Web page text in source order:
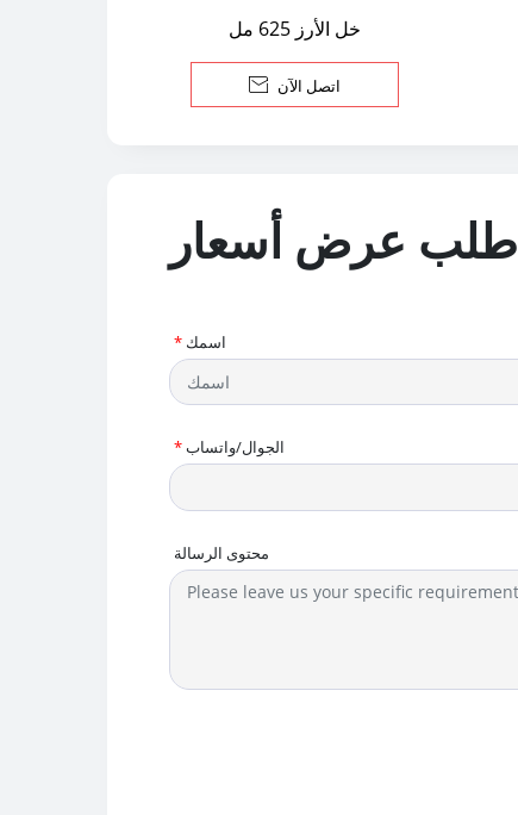
خل الأرز 625 مل
 اتصل الآن
طلب عرض أسعار
* اسمك
*الجوال/واتساب
محتوى الرسالة